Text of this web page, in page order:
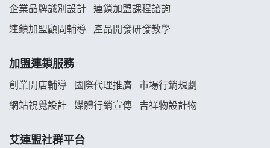
Mr.Wish加盟說明會
雞咕雞咕加盟說明會
TEA TOP加盟說明會
珍好味臭臭鍋加盟說明會
企業品牌識別設計 連鎖加盟課程諮詢
連鎖加盟顧問輔導 產品開發研發教學
加盟連鎖服務
創業開店輔導 國際代理推廣 市場行銷規劃
網站視覺設計 媒體行銷宣傳 吉祥物設計物
艾連盟社群平台